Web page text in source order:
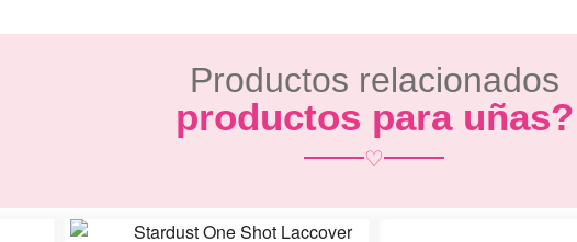
Productos relacionados
productos para uñas?
♡